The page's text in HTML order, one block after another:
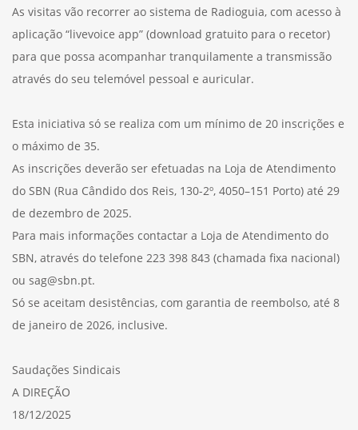
As visitas vão recorrer ao sistema de Radioguia, com acesso à
aplicação “livevoice app” (download gratuito para o recetor)
para que possa acompanhar tranquilamente a transmissão
através do seu telemóvel pessoal e auricular.
Esta iniciativa só se realiza com um mínimo de 20 inscrições e
o máximo de 35.
As inscrições deverão ser efetuadas na Loja de Atendimento
do SBN (Rua Cândido dos Reis, 130-2º, 4050–151 Porto) até 29
de dezembro de 2025.
Para mais informações contactar a Loja de Atendimento do
SBN, através do telefone 223 398 843 (chamada fixa nacional)
ou sag@sbn.pt.
Só se aceitam desistências, com garantia de reembolso, até 8
de janeiro de 2026, inclusive.
Saudações Sindicais
A DIREÇÃO
18/12/2025